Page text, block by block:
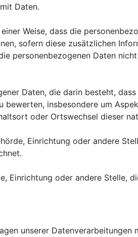
Daten.
Weise, dass die
sofern diese zusätzlichen
personenbezogenen Daten
Daten, die darin besteht,
insbesondere um
oder Ortswechsel dieser
Einrichtung oder andere
Einrichtung oder andere Stelle,
unserer